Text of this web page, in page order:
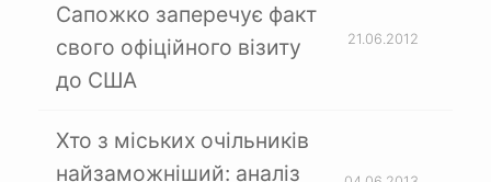
Сапожко заперечує факт
свого офіційного візиту
до США
21.06.2012
Хто з міських очільників
найзаможніший: аналіз